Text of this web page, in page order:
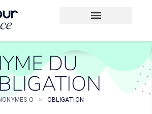
DU
O > OBLIGATION